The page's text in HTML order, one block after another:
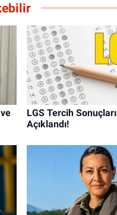
LGS Tercih Sonuçları
Açıklandı!